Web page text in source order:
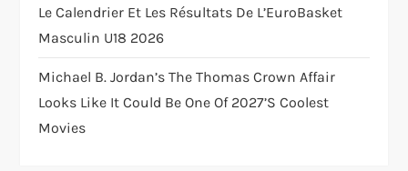
Le Calendrier Et Les Résultats De L’EuroBasket
Masculin U18 2026
Michael B. Jordan’s The Thomas Crown Affair
Looks Like It Could Be One Of 2027’s Coolest
Movies